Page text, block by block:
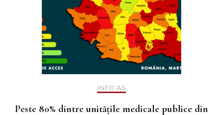
INFO AS
Peste 80% dintre unitățile medicale publice din